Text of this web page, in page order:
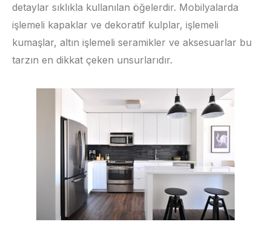
detaylar sıklıkla kullanılan öğelerdir. Mobilyalarda
işlemeli kapaklar ve dekoratif kulplar, işlemeli
kumaşlar, altın işlemeli seramikler ve aksesuarlar bu
tarzın en dikkat çeken unsurlarıdır.